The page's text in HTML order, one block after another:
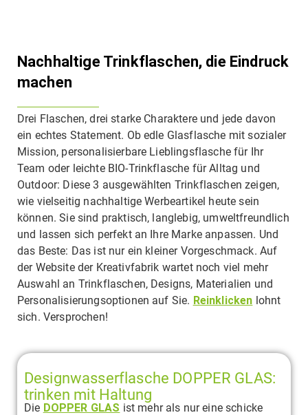
Nachhaltige Trinkflaschen, die Eindruck
machen
Drei Flaschen, drei starke Charaktere und jede davon
ein echtes Statement. Ob edle Glasflasche mit sozialer
Mission, personalisierbare Lieblingsflasche für Ihr
Team oder leichte BIO-Trinkflasche für Alltag und
Outdoor: Diese 3 ausgewählten Trinkflaschen zeigen,
wie vielseitig nachhaltige Werbeartikel heute sein
können. Sie sind praktisch, langlebig, umweltfreundlich
und lassen sich perfekt an Ihre Marke anpassen. Und
das Beste: Das ist nur ein kleiner Vorgeschmack. Auf
der Website der Kreativfabrik wartet noch viel mehr
Auswahl an Trinkflaschen, Designs, Materialien und
Personalisierungsoptionen auf Sie. Reinklicken lohnt
sich. Versprochen!
Designwasserflasche DOPPER GLAS:
trinken mit Haltung
Die DOPPER GLAS ist mehr als nur eine schicke